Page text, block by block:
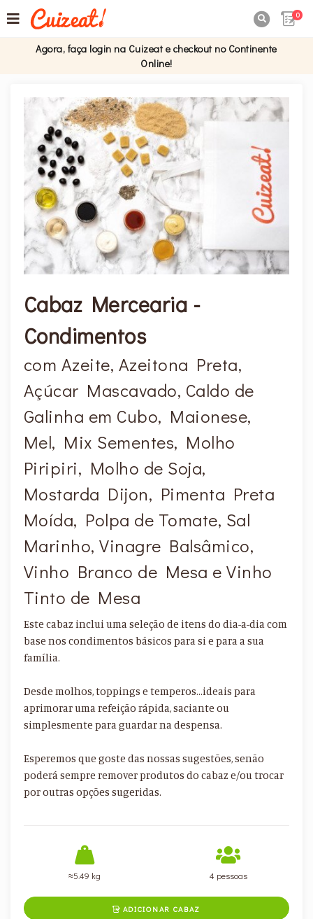
0
Agora, faça login na Cuizeat e checkout no Continente
Online!
Cabaz Mercearia -
Condimentos
com Azeite, Azeitona Preta,
Açúcar Mascavado, Caldo de
Galinha em Cubo, Maionese,
Mel, Mix Sementes, Molho
Piripiri, Molho de Soja,
Mostarda Dijon, Pimenta Preta
Moída, Polpa de Tomate, Sal
Marinho, Vinagre Balsâmico,
Vinho Branco de Mesa e Vinho
Tinto de Mesa
Este cabaz inclui uma seleção de itens do dia-a-dia com
base nos condimentos básicos para si e para a sua
família.
Desde molhos, toppings e temperos…ideais para
aprimorar uma refeição rápida, saciante ou
simplesmente para guardar na despensa.
Esperemos que goste das nossas sugestões, senão
poderá sempre remover produtos do cabaz e/ou trocar
por outras opções sugeridas.
≈5.49 kg 4 pessoas
ADICIONAR CABAZ